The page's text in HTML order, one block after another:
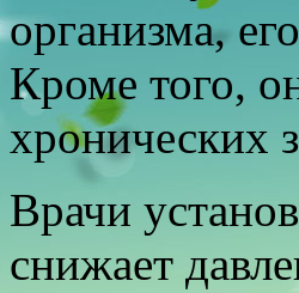
организма,
Кроме того,
хронических
Врачи
снижает